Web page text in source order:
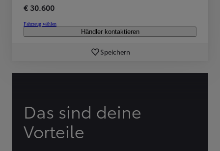
€ 30.600
Fahrzeug wählen
Händler kontaktieren
Speichern
Das sind deine
Vorteile